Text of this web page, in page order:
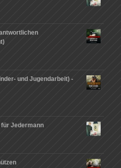
und Jugendarbeit) -
Jedermann